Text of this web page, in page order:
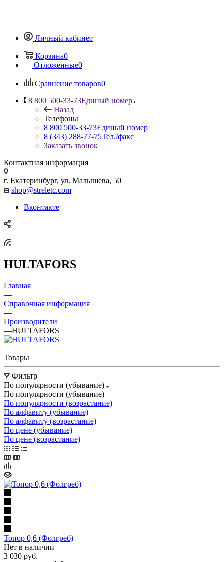
Личный кабинет
Корзина0
Отложенные0
Сравнение товаров0
8 800 500-33-73Единый номер
Назад
Телефоны
8 800 500-33-73Единый номер
8 (343) 288-77-75Тел./факс
Заказать звонок
Контактная информация
г. Екатеринбург, ул. Малышева, 50
shop@streletc.com
Вконтакте
HULTAFORS
Главная
—
Справочная информация
—
Производители
—HULTAFORS
Товары
Фильтр
По популярности (убывание)
По популярности (убывание)
По популярности (возрастание)
По алфавиту (убывание)
По алфавиту (возрастание)
По цене (убывание)
По цене (возрастание)
Топор 0,6 (Фолгреб)
Нет в наличии
3 030 руб.